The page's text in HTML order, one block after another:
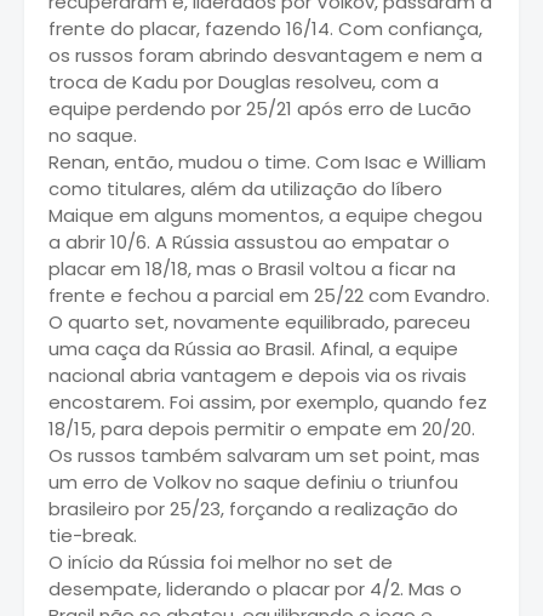
frente do placar, fazendo 16/14. Com confiança,
os russos foram abrindo desvantagem e nem a
troca de Kadu por Douglas resolveu, com a
equipe perdendo por 25/21 após erro de Lucão
no saque.
Renan, então, mudou o time. Com Isac e William
como titulares, além da utilização do líbero
Maique em alguns momentos, a equipe chegou
a abrir 10/6. A Rússia assustou ao empatar o
placar em 18/18, mas o Brasil voltou a ficar na
frente e fechou a parcial em 25/22 com Evandro.
O quarto set, novamente equilibrado, pareceu
uma caça da Rússia ao Brasil. Afinal, a equipe
nacional abria vantagem e depois via os rivais
encostarem. Foi assim, por exemplo, quando fez
18/15, para depois permitir o empate em 20/20.
Os russos também salvaram um set point, mas
um erro de Volkov no saque definiu o triunfou
brasileiro por 25/23, forçando a realização do
tie-break.
O início da Rússia foi melhor no set de
desempate, liderando o placar por 4/2. Mas o